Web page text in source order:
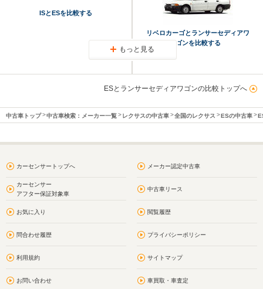
ISとESを比較する
リベロカーゴとランサーセディアワ
ゴンを比較する
もっと見る
ESとランサーセディアワゴンの比較トップへ
中古車トップ 中古車検索：メーカー一覧 レクサスの中古車 全国のレクサス ESの中古車
カーセンサートップへ メーカー認定中古車
カーセンサー
アフター保証対象車
中古車リース
お気に入り 閲覧履歴
問合わせ履歴 プライバシーポリシー
利用規約 サイトマップ
お問い合わせ 車買取・車査定